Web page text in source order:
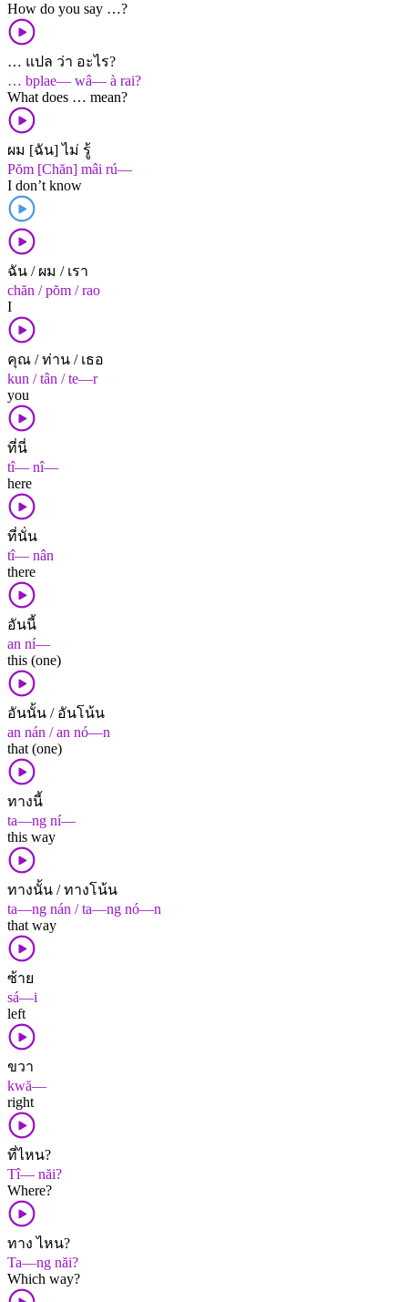
How do you say …?
… แปล ว่า อะไร?
… bplae— wâ— à rai?
What does … mean?
ผม [ฉัน] ไม่ รู้
Pŏm [Chăn] mâi rú—
I don’t know
ฉัน / ผม / เรา
chăn / pŏm / rao
I
คุณ / ท่าน / เธอ
kun / tân / te—r
you
ที่นี่
tî— nî—
here
ที่นั่น
tî— nân
there
อันนี้
an ní—
this (one)
อันนั้น / อันโน้น
an nán / an nó—n
that (one)
ทางนี้
ta—ng ní—
this way
ทางนั้น / ทางโน้น
ta—ng nán / ta—ng nó—n
that way
ซ้าย
sá—i
left
ขวา
kwă—
right
ที่ไหน?
Tî— năi?
Where?
ทาง ไหน?
Ta—ng năi?
Which way?